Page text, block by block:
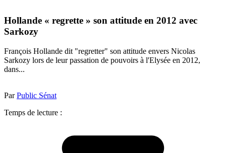
Hollande « regrette » son attitude en 2012 avec
Sarkozy
François Hollande dit "regretter" son attitude envers Nicolas
Sarkozy lors de leur passation de pouvoirs à l'Elysée en 2012,
dans...
ParPublic Sénat
Temps de lecture :